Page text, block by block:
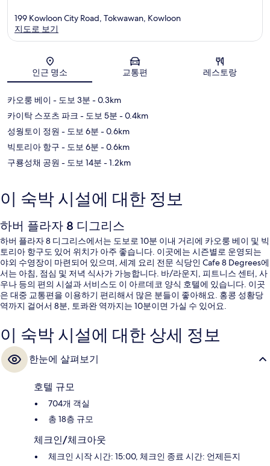
지도
199 Kowloon City Road, Tokwawan, Kowloon
지도로 보기
인근 명소 교통편 레스토랑
카오룽 베이 - 도보 3분 - 0.3km
카이탁 스포츠 파크 - 도보 5분 - 0.4km
성웡토이 정원 - 도보 6분 - 0.6km
빅토리아 항구 - 도보 6분 - 0.6km
구룡성채 공원 - 도보 14분 - 1.2km
이 숙박 시설에 대한 정보
하버 플라자 8 디그리스
하버 플라자 8 디그리스에서는 도보로 10분 이내 거리에 카오룽 베이 및 빅
토리아 항구도 있어 위치가 아주 좋습니다. 이곳에는 시즌별로 운영되는
야외 수영장이 마련되어 있으며, 세계 요리 전문 식당인 Cafe 8 Degrees에
서는 아침, 점심 및 저녁 식사가 가능합니다. 바/라운지, 피트니스 센터, 사
우나 등의 편의 시설과 서비스도 이 아르데코 양식 호텔에 있습니다. 이곳
은 대중 교통편을 이용하기 편리해서 많은 분들이 좋아해요. 홍콩 성황당
역까지 걸어서 8분, 토콰완 역까지는 10분이면 가실 수 있어요.
이 숙박 시설에 대한 상세 정보
한눈에 살펴보기
호텔 규모
704개 객실
총 18층 규모
체크인/체크아웃
체크인 시작 시간: 15:00, 체크인 종료 시간: 언제든지